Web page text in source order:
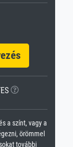
a színt, vagy a
örömmel
további